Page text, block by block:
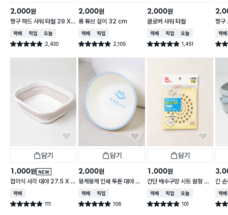
2,000원
짱구 하드 샤워 타월 29 X
95 cm
택배배송매장픽업오늘배송
별점 4.9점 2,430
건 작성
2,000원
롱 튜브 걸이 32 cm
택배배송매장픽업
별점 4.9점 2,105
건 작성
2,000원
클로버 샤워 타월
택배배송매장픽업오늘배송
별점 4.9점 1,451
건 작성
짱구
X
택배
별점
담기
NEW
1,000원
접이식 사각 대야 27.5 X 2
3 cm
택배배송
별점 4.9점 111
건 작성
담기
2,000원
뭉게뭉게 인쇄 투톤 대야 33
cm
택배배송매장픽업
별점 4.9점 106
건 작성
담기
1,000원
간단 배수구망 시트 원형 중
형 15매입
택배배송매장픽업오늘배송
별점 4.9점 101
건 작성
긴
택배
별점